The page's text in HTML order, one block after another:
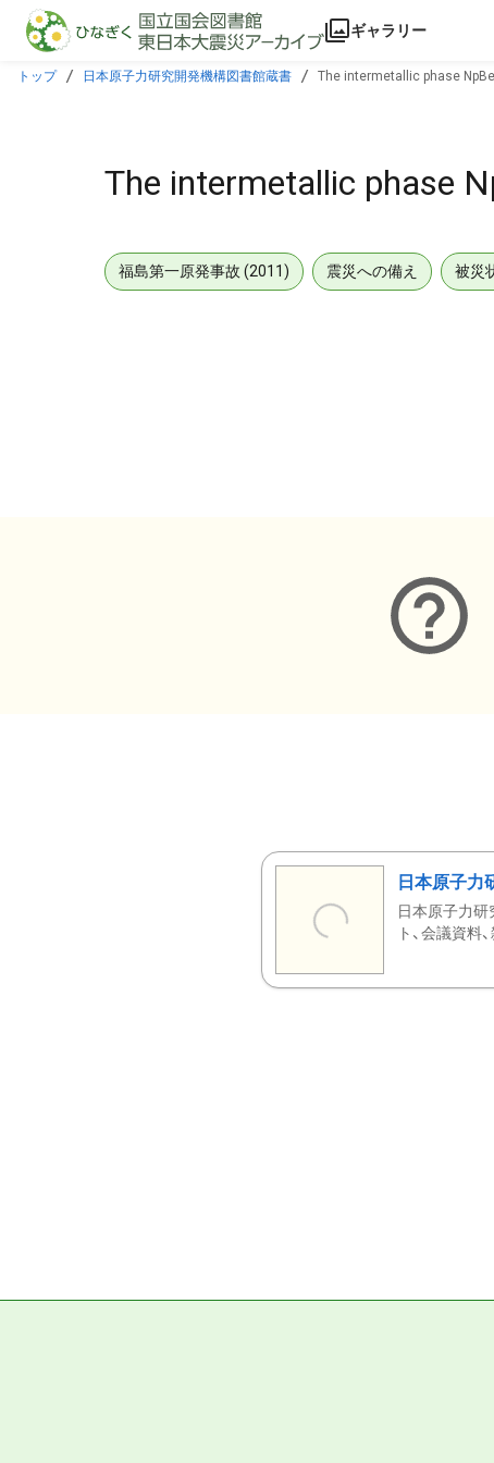
本文に飛ぶ
ギャラリー
トップ 日本原子力研究開発機構図書館蔵書 The intermetallic phase
The intermetallic phase
福島第一原発事故 (2011) 震災への備え 被災
日本原子力
日本原子力研
ト、会議資料